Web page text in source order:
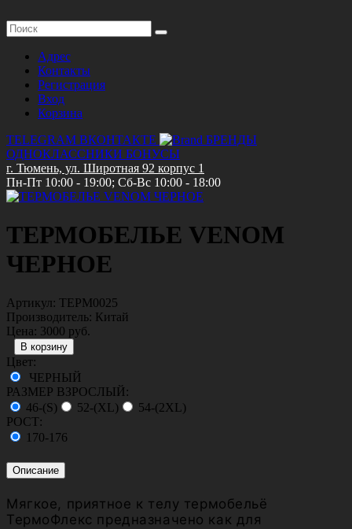
Адрес
Контакты
Регистрация
Вход
Корзина
TELEGRAM ВКОНТАКТЕ
БРЕНДЫ
ОДНОКЛАССНИКИ БОНУСЫ
г. Тюмень, ул. Широтная 92 корпус 1
Пн-Пт 10:00 - 19:00; Сб-Вс 10:00 - 18:00
ТЕРМОБЕЛЬЕ VENOM
ЧЕРНОЕ
Артикул: ТЕРМ0025
Производитель: Китай
Цена: 3000 руб.
Цвет:
ЧЕРНЫЙ
РАЗМЕР ВЗРОСЛЫЙ:
46-(S)
52-(XL)
54-(2XL)
РОСТ:
170-176
Описание
Мягкое, приятное к телу термобельё
ТермоФлекс предназначено как для